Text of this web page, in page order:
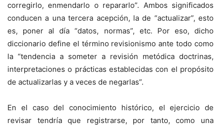
corregirlo, enmendarlo o repararlo”. Ambos significados
conducen a una tercera acepción, la de “actualizar”, esto
es, poner al día “datos, normas”, etc. Por eso, dicho
diccionario define el término revisionismo ante todo como
la “tendencia a someter a revisión metódica doctrinas,
interpretaciones o prácticas establecidas con el propósito
de actualizarlas y a veces de negarlas”.
En el caso del conocimiento histórico, el ejercicio de
revisar tendría que registrarse, por tanto, como una